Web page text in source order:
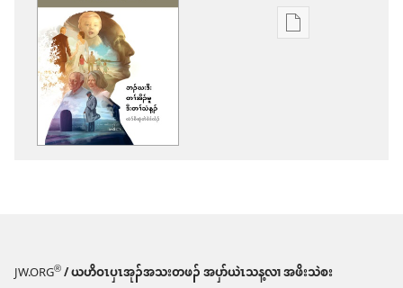
တၢ်
လိး
JW.ORG®/ ယဟိဝၤပှၤအုၣ်အသးတဖၣ် အပှာ်ယဲၤသန့လၢ အဖိးသဲစး